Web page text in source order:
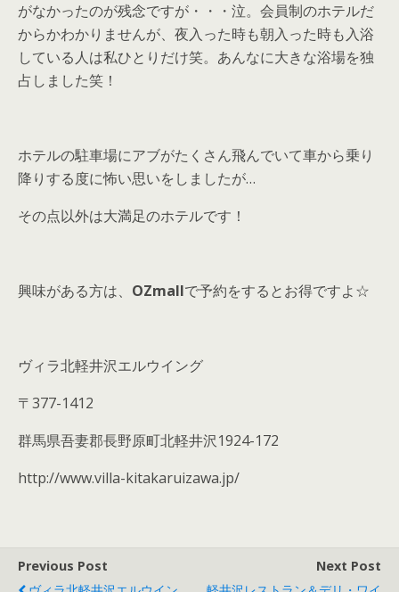
がなかったのが残念ですが・・・泣。会員制のホテルだ
からかわかりませんが、夜入った時も朝入った時も入浴
している人は私ひとりだけ笑。あんなに大きな浴場を独
占しました笑！
ホテルの駐車場にアブがたくさん飛んでいて車から乗り
降りする度に怖い思いをしましたが…
その点以外は大満足のホテルです！
興味がある方は、 OZmallで予約をするとお得ですよ☆
ヴィラ北軽井沢エルウイング
〒377-1412
群馬県吾妻郡長野原町北軽井沢1924-172
http://www.villa-kitakaruizawa.jp/
Previous Post
Next Post